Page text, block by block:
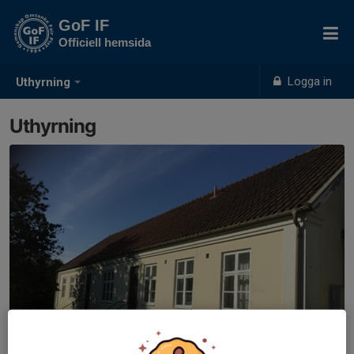
Uthyrning Logga in
GoF IF
Officiell hemsida
Uthyrning